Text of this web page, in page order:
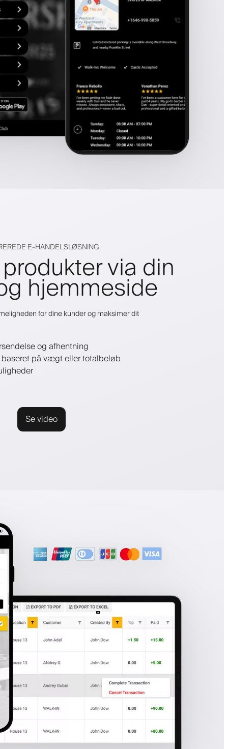
E-HANDELSLØSNING
via din
hjemmeside
for dine kunder og maksimer dit
og afhentning
på vægt eller totalbeløb
Se video